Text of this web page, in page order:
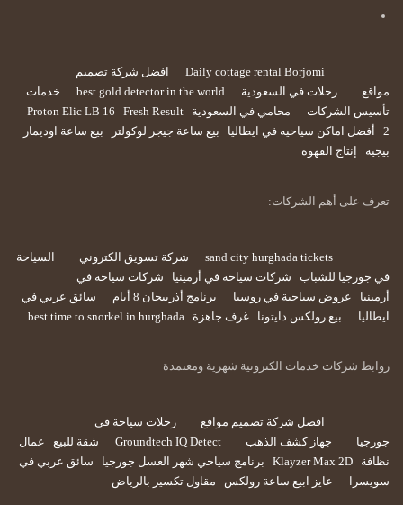
Daily cottage rental Borjomi
افضل شركة تصميم
مواقع
رحلات في السعودية best gold detector in the world
خدمات
تأسيس الشركات
محامي في السعودية Proton Elic LB 16
Fresh Result
2
أفضل اماكن سياحيه في ايطاليا بيع ساعة جيجر لوكولتر
بيع ساعة اوديمار
بيجيه
إنتاج القهوة
تعرف على أهم الشركات:
sand city hurghada tickets شركة تسويق الكتروني
السياحة
في جورجيا للشباب
شركات سياحة في أرمينيا
شركات سياحة في
أرمينيا
عروض سياحية في روسيا برنامج أذربيجان 8 أيام
سائق عربي في
ايطاليا
بيع رولكس دايتونا غرف جاهزة best time to snorkel in hurghada
روابط شركات خدمات الكترونية شهرية ومعتمدة
افضل شركة تصميم مواقع
رحلات سياحة في
جورجيا
جهاز كشف الذهب Groundtech IQ Detect شقة للبيع
عمال
نظافة
Klayzer Max 2D برنامج سياحي شهر العسل جورجيا
سائق عربي في
سويسرا
عايز ابيع ساعة رولكس مقاول تكسير بالرياض